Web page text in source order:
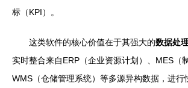
标（KPI）。
这类软件的核心价值在于其强大的数据处
实时整合来自ERP（企业资源计划）、MES（
WMS（仓储管理系统）等多源异构数据，进行